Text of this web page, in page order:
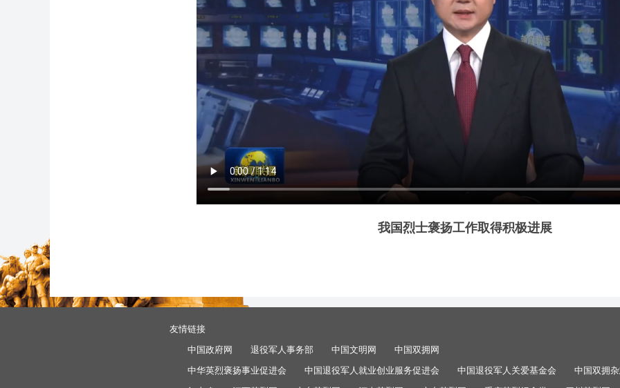
我国烈士褒扬工作取得积极进展
友情链接
中国政府网
退役军人事务部 中国文明网
中国双拥网
中华英烈褒扬事业促进会
中国退役军人就业创业服务促进会 中国退役军人关爱基金会
中国双拥